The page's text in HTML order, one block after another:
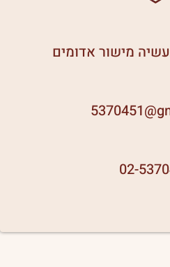
5370451
02-